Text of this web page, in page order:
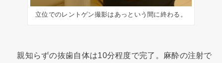
立位でのレントゲン撮影はあっという間に終わる。
親知らずの抜歯自体は10分程度で完了。麻酔の注射で